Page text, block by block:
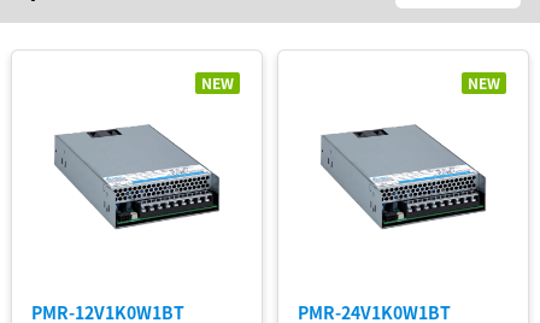
ュ
ー
ア
ダ
プ
リ
ー
IMA
PMC
PMR
NEW
PMR-12V1K0W1BT
NEW
PMR-24V1K0W1BT